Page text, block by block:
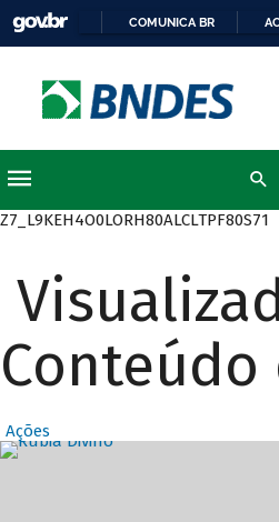
COMUNICA BR
Z7_L9KEH4O0LORH80ALCLTPF80S71
Conteúdo
Ações